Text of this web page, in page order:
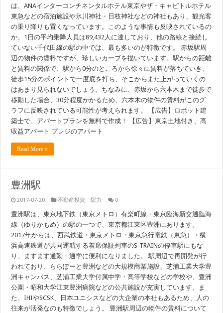
は、ANAインターコンチネンタルホテル東京やザ・キャピトルホテル
東急などの宿泊施設や氷川神社・日枝神社などの神社もあり、観光客
の乗り降りも置くなっています。このような事情も反映されているの
か、1日の平均乗降人員は89,432人に達しており、他の路線と接続し
ていない千代田線の駅の中では、最も多いのが特徴です。 赤坂駅周
辺の物件の賃料ですが、珍しいカーブを描いています。駅からの距離
と賃料の関係で、駅から0分のところから徐々に賃料が落ちていき、
徒歩15分のポイントで一度底を打ち、そこからまた上がっていくの
はあまり見られないでしょう。ちなみに、赤坂から六本木まで徒歩で
移動した場合、30分程度かかるため、六本木の物件の賃料がこのグ
ラフに反映されている可能性が考えられます。 【広告】ロボット建
築士で、アパートプランを無料で作成！ 【広告】東京土地付き、高
収益アパート プレジのアパート
Read More »
豊洲駅
2017-07-20 不動産投資 駅力 0
豊洲駅は、東京地下鉄（東京メトロ）有楽町線・東京臨海新交通臨海
線（ゆりかもめ）の駅の一つで、東京都江東区豊洲にあります。
2017年からは、西武鉄道・東京メトロ・東京急行電鉄（東急）・横
浜高速鉄道が共同運航する着席保証列車のS-TRAINの停車駅にもな
り、ますます通勤・通学に便利になりました。 駅周辺で再開発が行
われており、ららぽーと豊洲などの大規模商業施設、芝浦工業大学豊
洲キャンパス、芝浦工業大学付属中学・高等学校などの学校や、豊洲
公園・昭和大学江東豊洲病院などの公共施設が充実しています。ま
た、IHIやSCSK、日本ユニシスなどの大企業の本社もあるため、人の
往来が活発なのも特徴でしょう。 豊洲駅周辺の物件の賃料について